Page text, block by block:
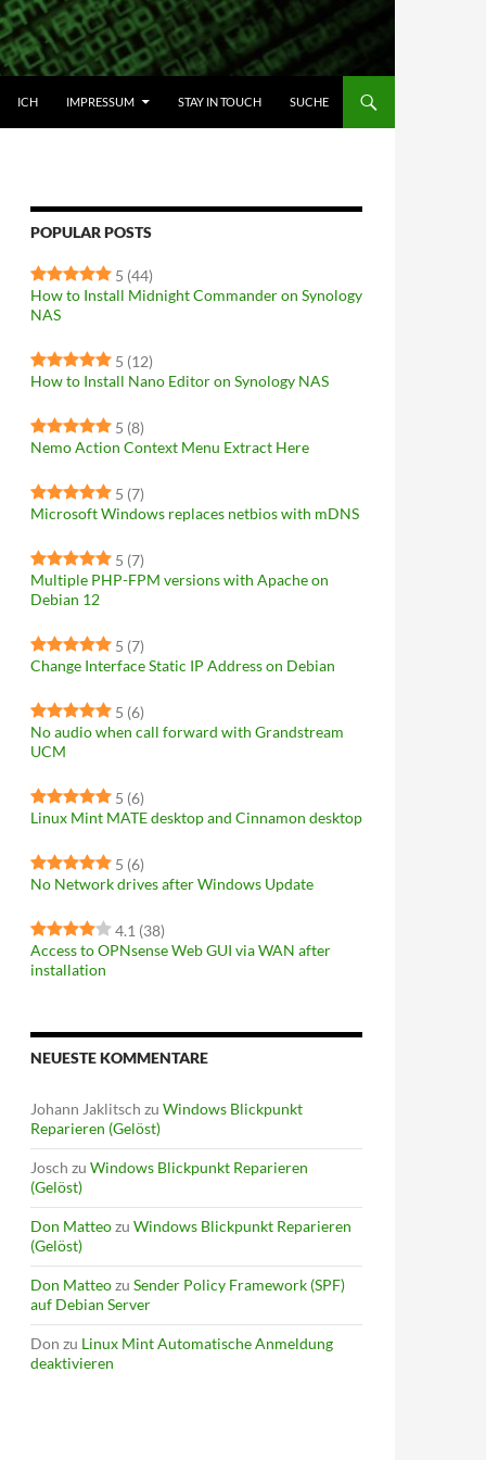
ICH IMPRESSUM STAY IN TOUCH SUCHE
POPULAR POSTS
5 (44)
How to Install Midnight Commander on Synology
NAS
5 (12)
How to Install Nano Editor on Synology NAS
5 (8)
Nemo Action Context Menu Extract Here
5 (7)
Microsoft Windows replaces netbios with mDNS
5 (7)
Multiple PHP-FPM versions with Apache on
Debian 12
5 (7)
Change Interface Static IP Address on Debian
5 (6)
No audio when call forward with Grandstream
UCM
5 (6)
Linux Mint MATE desktop and Cinnamon desktop
5 (6)
No Network drives after Windows Update
4.1 (38)
Access to OPNsense Web GUI via WAN after
installation
NEUESTE KOMMENTARE
Johann Jaklitsch zu Windows Blickpunkt
Reparieren (Gelöst)
Josch zu Windows Blickpunkt Reparieren
(Gelöst)
Don Matteozu Windows Blickpunkt Reparieren
(Gelöst)
Don Matteozu Sender Policy Framework (SPF)
auf Debian Server
Don zu Linux Mint Automatische Anmeldung
deaktivieren